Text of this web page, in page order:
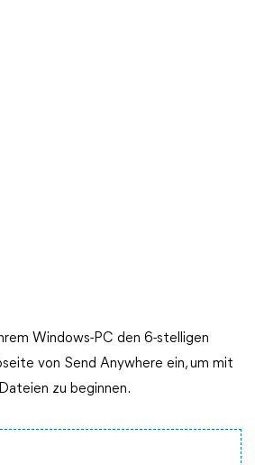
Windows-PC den 6-stelligen
von Send Anywhere ein, um mit
zu beginnen.